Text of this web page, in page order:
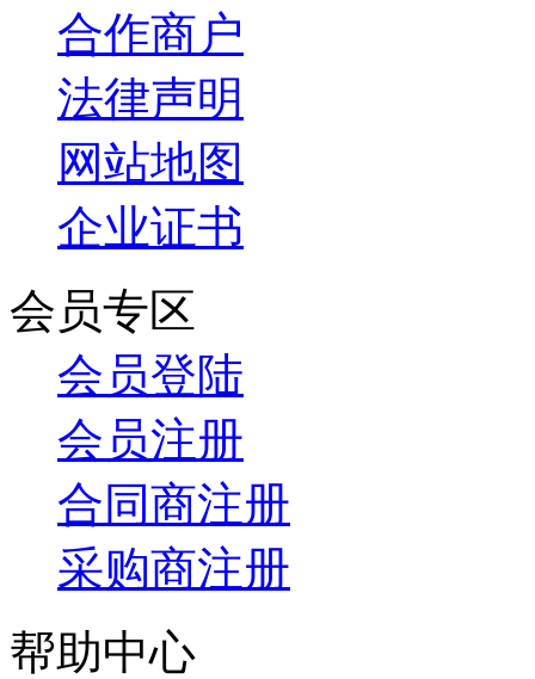
合作商户
法律声明
网站地图
企业证书
会员专区
会员登陆
会员注册
合同商注册
采购商注册
帮助中心